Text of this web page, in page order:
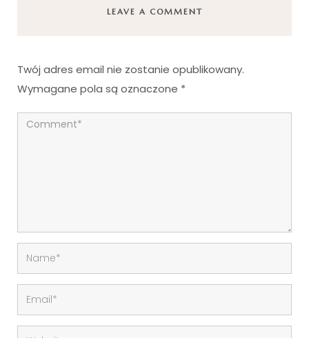
LEAVE A COMMENT
Twój adres email nie zostanie opublikowany.
Wymagane pola są oznaczone *